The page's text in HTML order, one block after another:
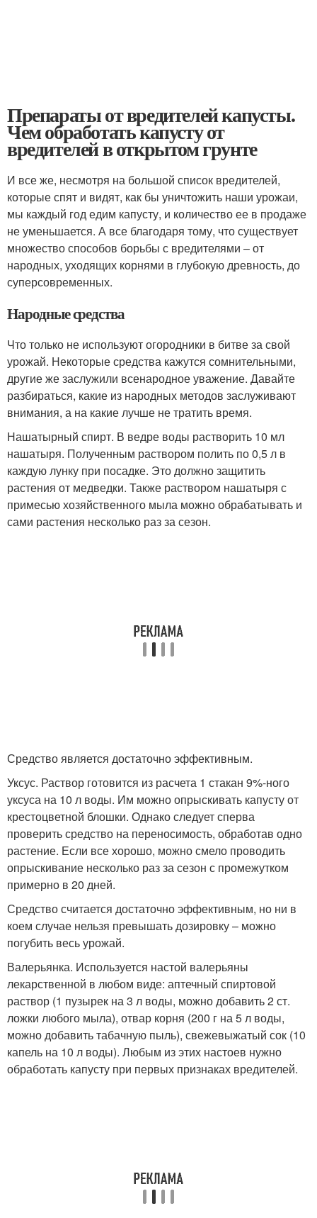
Препараты от вредителей капусты.
Чем обработать капусту от
вредителей в открытом грунте
И все же, несмотря на большой список вредителей,
которые спят и видят, как бы уничтожить наши урожаи,
мы каждый год едим капусту, и количество ее в продаже
не уменьшается. А все благодаря тому, что существует
множество способов борьбы с вредителями – от
народных, уходящих корнями в глубокую древность, до
суперсовременных.
Народные средства
Что только не используют огородники в битве за свой
урожай. Некоторые средства кажутся сомнительными,
другие же заслужили всенародное уважение. Давайте
разбираться, какие из народных методов заслуживают
внимания, а на какие лучше не тратить время.
Нашатырный спирт. В ведре воды растворить 10 мл
нашатыря. Полученным раствором полить по 0,5 л в
каждую лунку при посадке. Это должно защитить
растения от медведки. Также раствором нашатыря с
примесью хозяйственного мыла можно обрабатывать и
сами растения несколько раз за сезон.
Средство является достаточно эффективным.
Уксус. Раствор готовится из расчета 1 стакан 9%-ного
уксуса на 10 л воды. Им можно опрыскивать капусту от
крестоцветной блошки. Однако следует сперва
проверить средство на переносимость, обработав одно
растение. Если все хорошо, можно смело проводить
опрыскивание несколько раз за сезон с промежутком
примерно в 20 дней.
Средство считается достаточно эффективным, но ни в
коем случае нельзя превышать дозировку – можно
погубить весь урожай.
Валерьянка. Используется настой валерьяны
лекарственной в любом виде: аптечный спиртовой
раствор (1 пузырек на 3 л воды, можно добавить 2 ст.
ложки любого мыла), отвар корня (200 г на 5 л воды,
можно добавить табачную пыль), свежевыжатый сок (10
капель на 10 л воды). Любым из этих настоев нужно
обработать капусту при первых признаках вредителей.